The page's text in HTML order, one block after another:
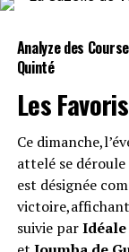
Pour découvrir
pas à consulter
Offres
Profitez jusqu’à
courses
Analyze des
Quinté
Les
Ce
attelé se
est désignée
suivie parIdéale